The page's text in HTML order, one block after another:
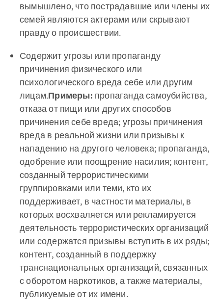
вымышлено, что пострадавшие или члены их
семей являются актерами или скрывают
правду о происшествии.
Содержит угрозы или пропаганду
причинения физического или
психологического вреда себе или другим
лицам.Примеры: пропаганда самоубийства,
отказа от пищи или других способов
причинения себе вреда; угрозы причинения
вреда в реальной жизни или призывы к
нападению на другого человека; пропаганда,
одобрение или поощрение насилия; контент,
созданный террористическими
группировками или теми, кто их
поддерживает, в частности материалы, в
которых восхваляется или рекламируется
деятельность террористических организаций
или содержатся призывы вступить в их ряды;
контент, созданный в поддержку
транснациональных организаций, связанных
с оборотом наркотиков, а также материалы,
публикуемые от их имени.